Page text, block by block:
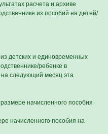
расчета и архиве
из пособий на детей/
детских и единовременных
ребенке в
на следующий месяц эта
начисленного пособия
начисленного пособия на